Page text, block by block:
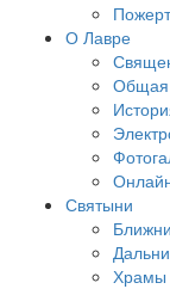
О Лавре
Общая
Святыни
Храмы